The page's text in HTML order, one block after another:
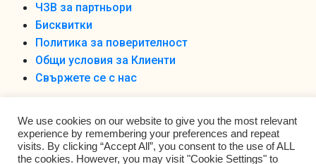
ЧЗВ за партньори
Бисквитки
Политика за поверителност
Общи условия за Клиенти
Свържете се с нас
We use cookies on our website to give you the most relevant
experience by remembering your preferences and repeat
visits. By clicking “Accept All”, you consent to the use of ALL
the cookies. However, you may visit "Cookie Settings" to